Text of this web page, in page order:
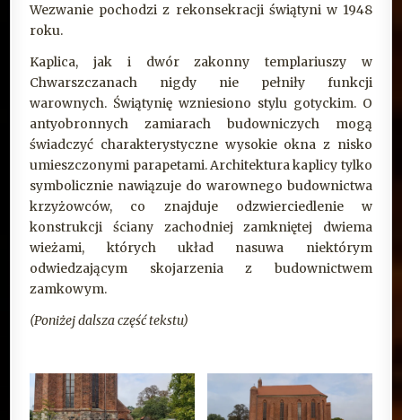
Wezwanie pochodzi z rekonsekracji świątyni w 1948
roku.
Kaplica, jak i dwór zakonny templariuszy w
Chwarszczanach nigdy nie pełniły funkcji
warownych. Świątynię wzniesiono stylu gotyckim. O
antyobronnych zamiarach budowniczych mogą
świadczyć charakterystyczne wysokie okna z nisko
umieszczonymi parapetami. Architektura kaplicy tylko
symbolicznie nawiązuje do warownego budownictwa
krzyżowców, co znajduje odzwierciedlenie w
konstrukcji ściany zachodniej zamkniętej dwiema
wieżami, których układ nasuwa niektórym
odwiedzającym skojarzenia z budownictwem
zamkowym.
(Poniżej dalsza część tekstu)